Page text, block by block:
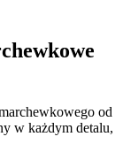
od
w każdym detalu,